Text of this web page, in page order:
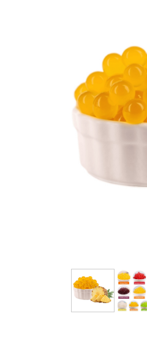
سس
کیمچی
اسنک
پاستیل و مارشمالو
کنسرو
نوشیدنی